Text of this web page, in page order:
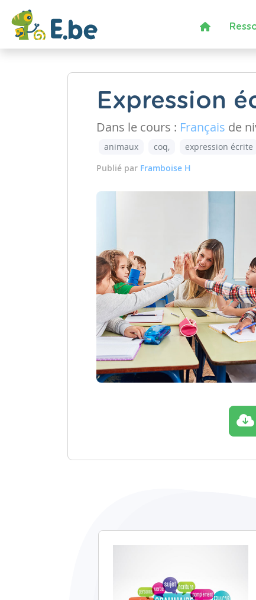
Expression
Dans le cours : Français de
animaux coq, expression écrite
Publié par Framboise H